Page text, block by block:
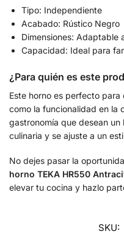
Tipo: Independiente
Acabado: Rústico Negro
Dimensiones: Adaptable
Capacidad: Ideal para
¿Para quién es este
Este horno es perfecto
como la funcionalidad en la
gastronomía que desean
culinaria y se ajuste a un
No dejes pasar la
horno TEKA HR550
elevar tu cocina y hazlo
SKU: